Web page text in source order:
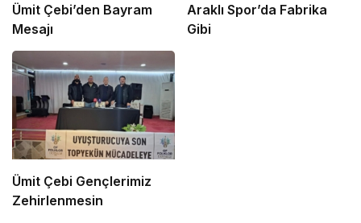
Ümit Çebi’den Bayram
Mesajı
Araklı Spor’da Fabrika
Gibi
Ümit Çebi Gençlerimiz
Zehirlenmesin